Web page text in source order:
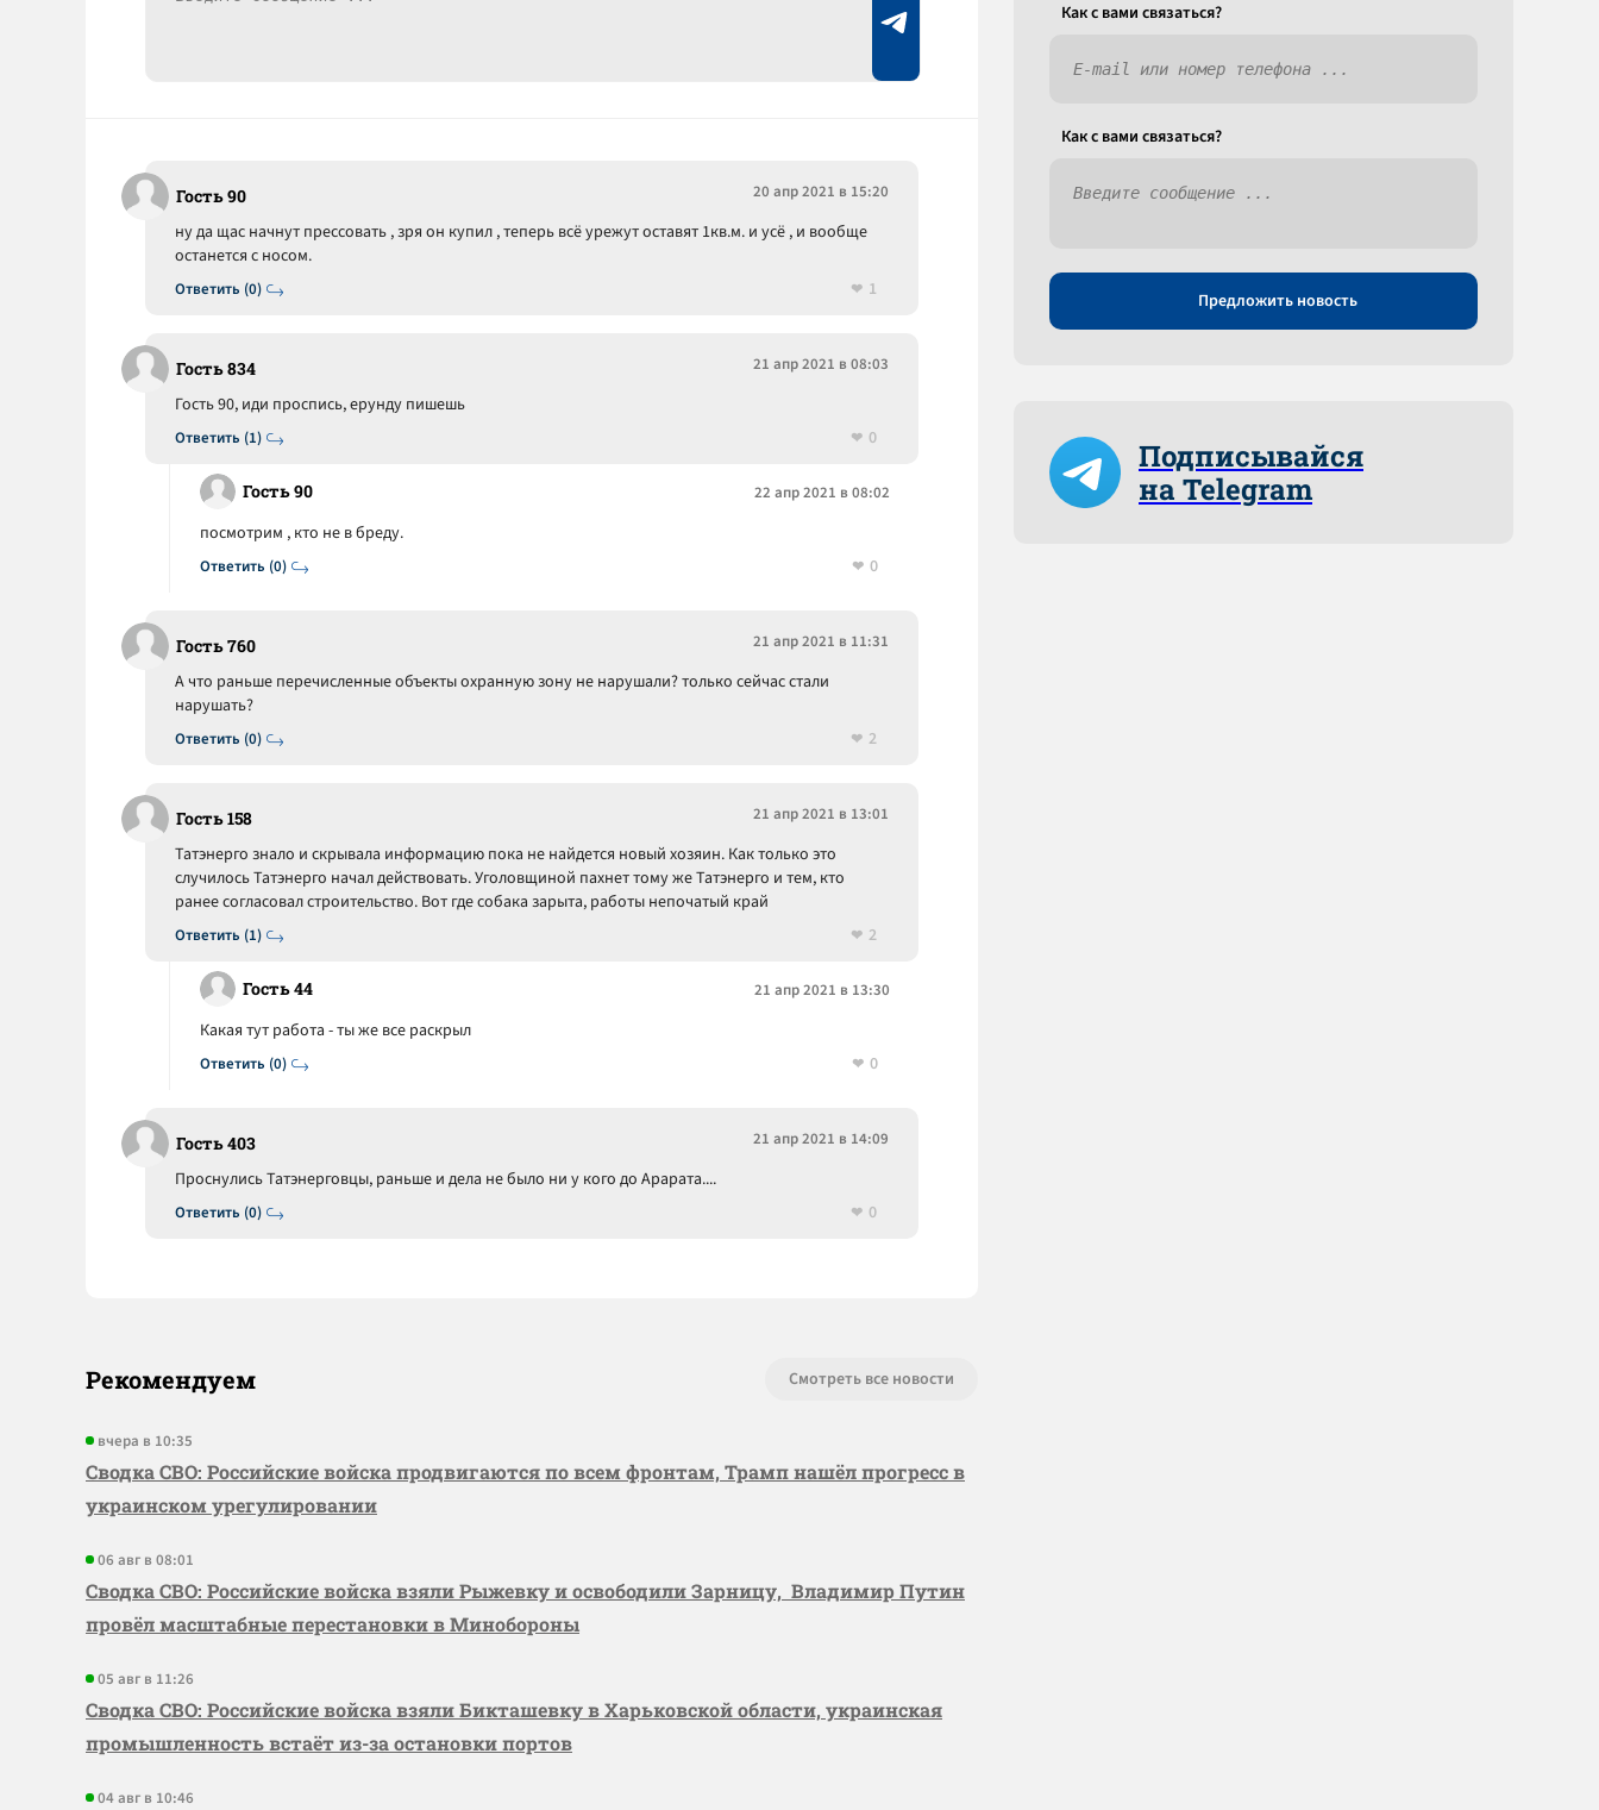
Гость 90 20 апр 2021 в 15:20
Ответить (0)
ну да щас начнут прессовать , зря он купил , теперь всё урежут оставят 1кв.м. и усё , и вообще
останется с носом.
1
Гость 834 21 апр 2021 в 08:03
Ответить (1)
Гость 90, иди проспись, ерунду пишешь
0
Гость 90 22 апр 2021 в 08:02
Ответить (0)
посмотрим , кто не в бреду.
0
Гость 760 21 апр 2021 в 11:31
Ответить (0)
А что раньше перечисленные объекты охранную зону не нарушали? только сейчас стали
нарушать?
2
Гость 158 21 апр 2021 в 13:01
Ответить (1)
Татэнерго знало и скрывала информацию пока не найдется новый хозяин. Как только это
случилось Татэнерго начал действовать. Уголовщиной пахнет тому же Татэнерго и тем, кто
ранее согласовал строительство. Вот где собака зарыта, работы непочатый край
2
Гость 44 21 апр 2021 в 13:30
Ответить (0)
Какая тут работа - ты же все раскрыл
0
Гость 403 21 апр 2021 в 14:09
Ответить (0)
Проснулись Татэнерговцы, раньше и дела не было ни у кого до Арарата....
0
Рекомендуем Смотреть все новости
вчера в 10:35
Сводка СВО: Российские войска продвигаются по всем фронтам, Трамп нашёл прогресс в
украинском урегулировании
06 авг в 08:01
Сводка СВО: Российские войска взяли Рыжевку и освободили Зарницу, Владимир Путин
провёл масштабные перестановки в Минобороны
05 авг в 11:26
Сводка СВО: Российские войска взяли Бикташевку в Харьковской области, украинская
промышленность встаёт из-за остановки портов
04 авг в 10:46
Как c вами связаться?
Как c вами связаться?
Предложить новость
Подписывайся
на Telegram